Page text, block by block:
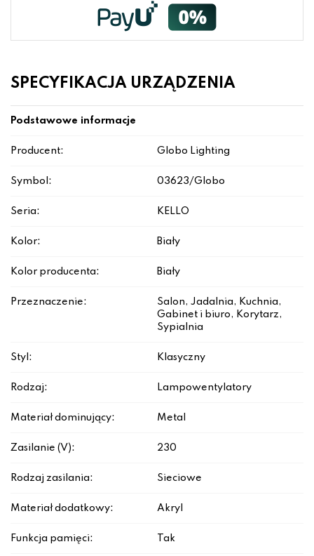
SPECYFIKACJA URZĄDZENIA
Podstawowe informacje
Producent: Globo Lighting
Symbol: 03623/Globo
Seria: KELLO
Kolor: Biały
Kolor producenta: Biały
Przeznaczenie:
Salon, Jadalnia, Kuchnia,
Gabinet i biuro, Korytarz,
Sypialnia
Styl: Klasyczny
Rodzaj: Lampowentylatory
Materiał dominujący: Metal
Zasilanie (V): 230
Rodzaj zasilania: Sieciowe
Materiał dodatkowy: Akryl
Funkcja pamięci: Tak